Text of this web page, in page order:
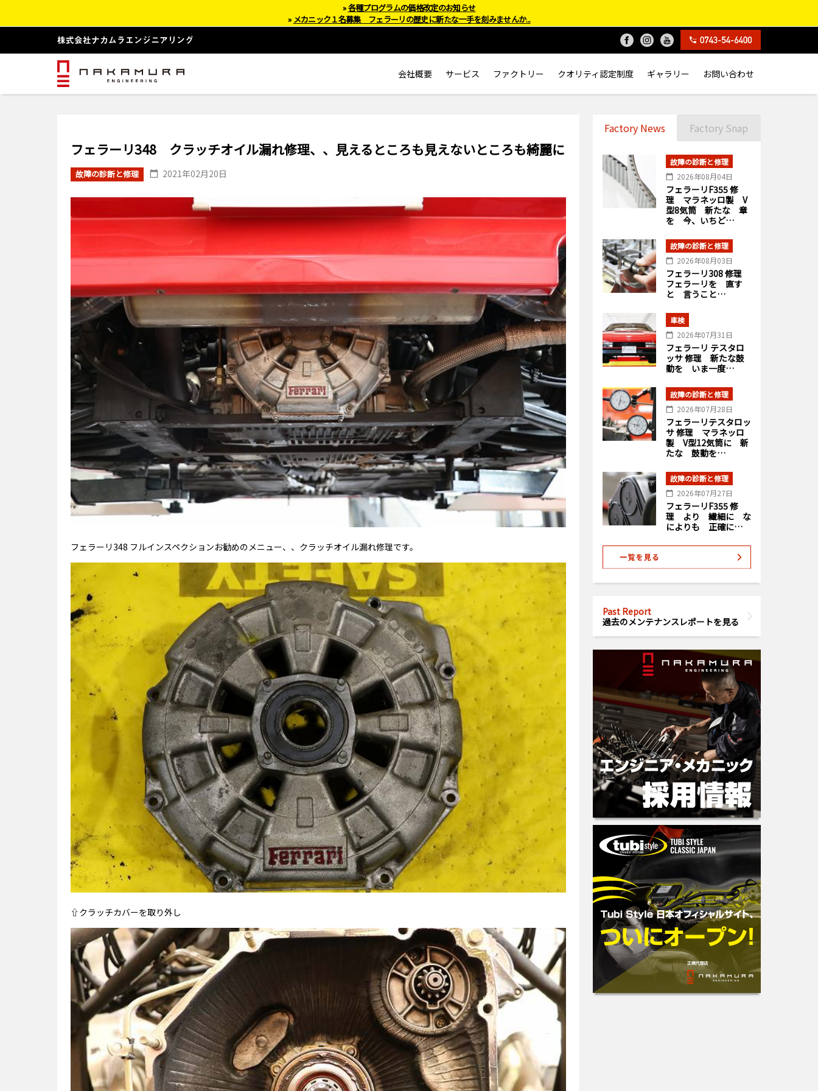
会社概要 サービス ファクトリー クオリティ認定制度 ギャラリー お問い合わせ
フェラーリ348 クラッチオイル漏れ修理、、見えるところも見えないところも綺麗に
故障の診断と修理 2021年02月20日
フェラーリ348 フルインスペクションお勧めのメニュー、、クラッチオイル漏れ修理です。
⇧クラッチカバーを取り外し
Factory News Factory Snap
故障の診断と修理
2026年08月04日
フェラーリF355 修
理 マラネッロ製 V
型8気筒 新たな 章
を 今、いちど…
故障の診断と修理
2026年08月03日
フェラーリ308 修理
フェラーリを 直す
と 言うこと…
車検
2026年07月31日
フェラーリ テスタロ
ッサ 修理 新たな鼓
動を いま一度…
故障の診断と修理
2026年07月28日
フェラーリテスタロッ
サ 修理 マラネッロ
製 V型12気筒に 新
たな 鼓動を…
故障の診断と修理
2026年07月27日
フェラーリF355 修
理 より 繊細に な
によりも 正確に…
Past Report
過去のメンテナンスレポートを見る
»各種プログラムの価格改定のお知らせ
» メカニック１名募集 フェラーリの歴史に新たな一手を刻みませんか...